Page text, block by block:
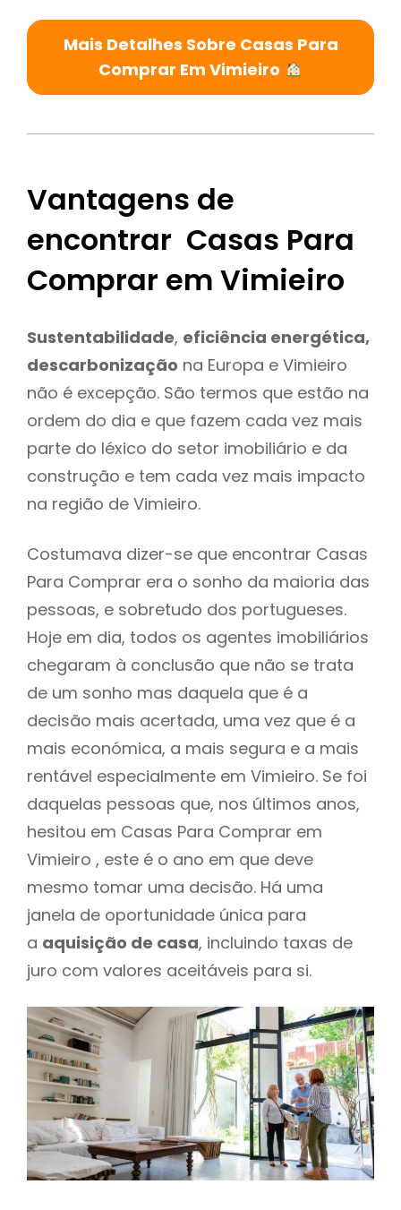
Mais Detalhes Sobre Casas Para
Comprar Em Vimieiro
Vantagens de
encontrar Casas Para
Comprar em Vimieiro
Sustentabilidade, eficiência energética,
descarbonização na Europa e Vimieiro
não é excepção. São termos que estão na
ordem do dia e que fazem cada vez mais
parte do léxico do setor imobiliário e da
construção e tem cada vez mais impacto
na região de Vimieiro.
Costumava dizer-se que encontrar Casas
Para Comprar era o sonho da maioria das
pessoas, e sobretudo dos portugueses.
Hoje em dia, todos os agentes imobiliários
chegaram à conclusão que não se trata
de um sonho mas daquela que é a
decisão mais acertada, uma vez que é a
mais económica, a mais segura e a mais
rentável especialmente em Vimieiro. Se foi
daquelas pessoas que, nos últimos anos,
hesitou em Casas Para Comprar em
Vimieiro , este é o ano em que deve
mesmo tomar uma decisão. Há uma
janela de oportunidade única para
a aquisição de casa, incluindo taxas de
juro com valores aceitáveis para si.